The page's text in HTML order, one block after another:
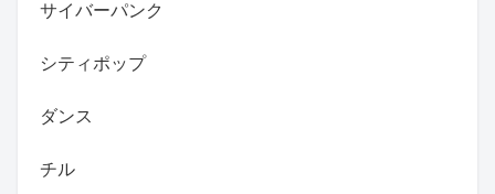
サイバーパンク
シティポップ
ダンス
チル